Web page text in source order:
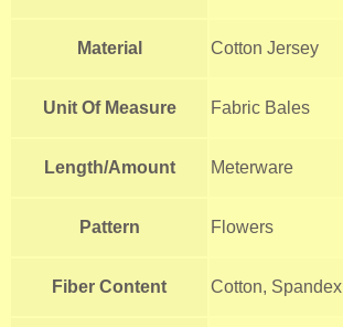
Material Cotton Jersey
Unit Of Measure Fabric Bales
Length/Amount Meterware
Pattern Flowers
Fiber Content Cotton, Spandex